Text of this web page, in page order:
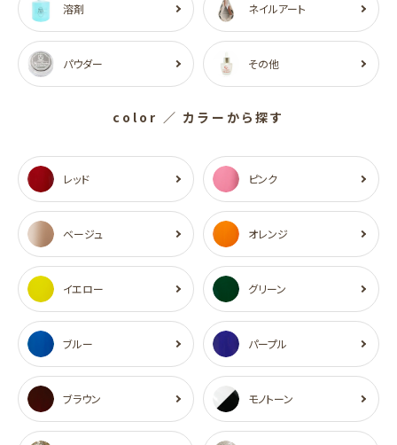
溶剤 ネイルアート
パウダー その他
color ／ カラーから探す
レッド ピンク
ベージュ オレンジ
イエロー グリーン
ブルー パープル
ブラウン モノトーン